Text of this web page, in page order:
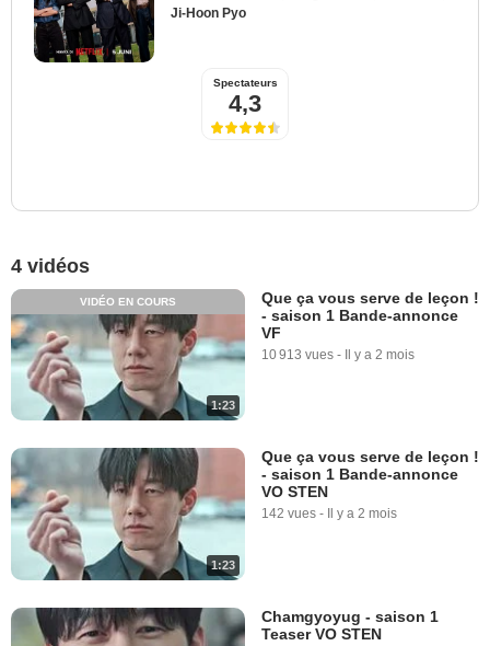
Ji-Hoon Pyo
Spectateurs
4,3
4 vidéos
1:23
VIDÉO EN COURS
Que ça vous serve de leçon !
- saison 1 Bande-annonce
VF
10 913 vues - Il y a 2 mois
1:23
Que ça vous serve de leçon !
- saison 1 Bande-annonce
VO STEN
142 vues - Il y a 2 mois
Chamgyoyug - saison 1
Teaser VO STEN